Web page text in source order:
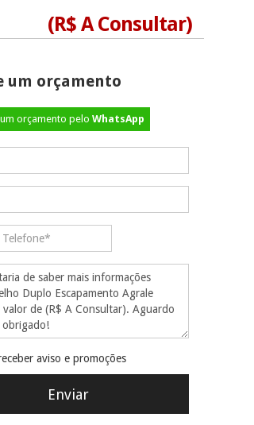
(R$ A Consultar)
um orçamento
orçamento pelo WhatsApp
aviso e promoções